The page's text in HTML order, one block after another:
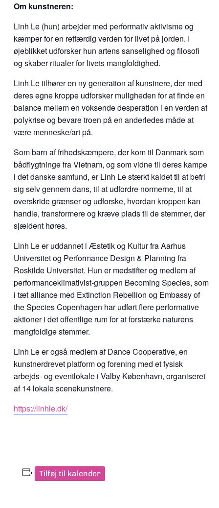
Om kunstneren:
Linh Le (hun) arbejder med performativ aktivisme og
kæmper for en retfærdig verden for livet på jorden. I
øjeblikket udforsker hun artens sanselighed og filosofi
og skaber ritualer for livets mangfoldighed.
Linh Le tilhører en ny generation af kunstnere, der med
deres egne kroppe udforsker muligheden for at finde en
balance mellem en voksende desperation i en verden af
polykrise og bevare troen på en anderledes måde at
være menneske/art på.
Som barn af frihedskæmpere, der kom til Danmark som
bådflygtninge fra Vietnam, og som vidne til deres kampe
i det danske samfund, er Linh Le stærkt kaldet til at befri
sig selv gennem dans, til at udfordre normerne, til at
overskride grænser og udforske, hvordan kroppen kan
handle, transformere og kræve plads til de stemmer, der
sjældent høres.
Linh Le er uddannet i Æstetik og Kultur fra Aarhus
Universitet og Performance Design & Planning fra
Roskilde Universitet. Hun er medstifter og medlem af
performanceklimativist-gruppen Becoming Species, som
i tæt alliance med Extinction Rebellion og Embassy of
the Species Copenhagen har udført flere performative
aktioner i det offentlige rum for at forstærke naturens
mangfoldige stemmer.
Linh Le er også medlem af Dance Cooperative, en
kunstnerdrevet platform og forening med et fysisk
arbejds- og eventlokale i Valby København, organiseret
af 14 lokale scenekunstnere.
https://linhle.dk/
Tilføj til kalender